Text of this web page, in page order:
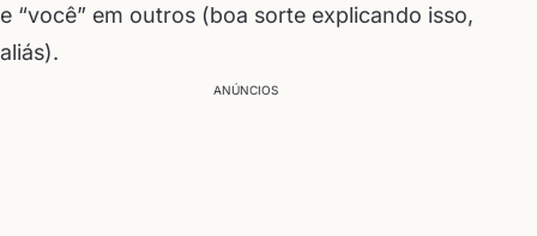
e “você” em outros (boa sorte explicando isso,
aliás).
ANÚNCIOS